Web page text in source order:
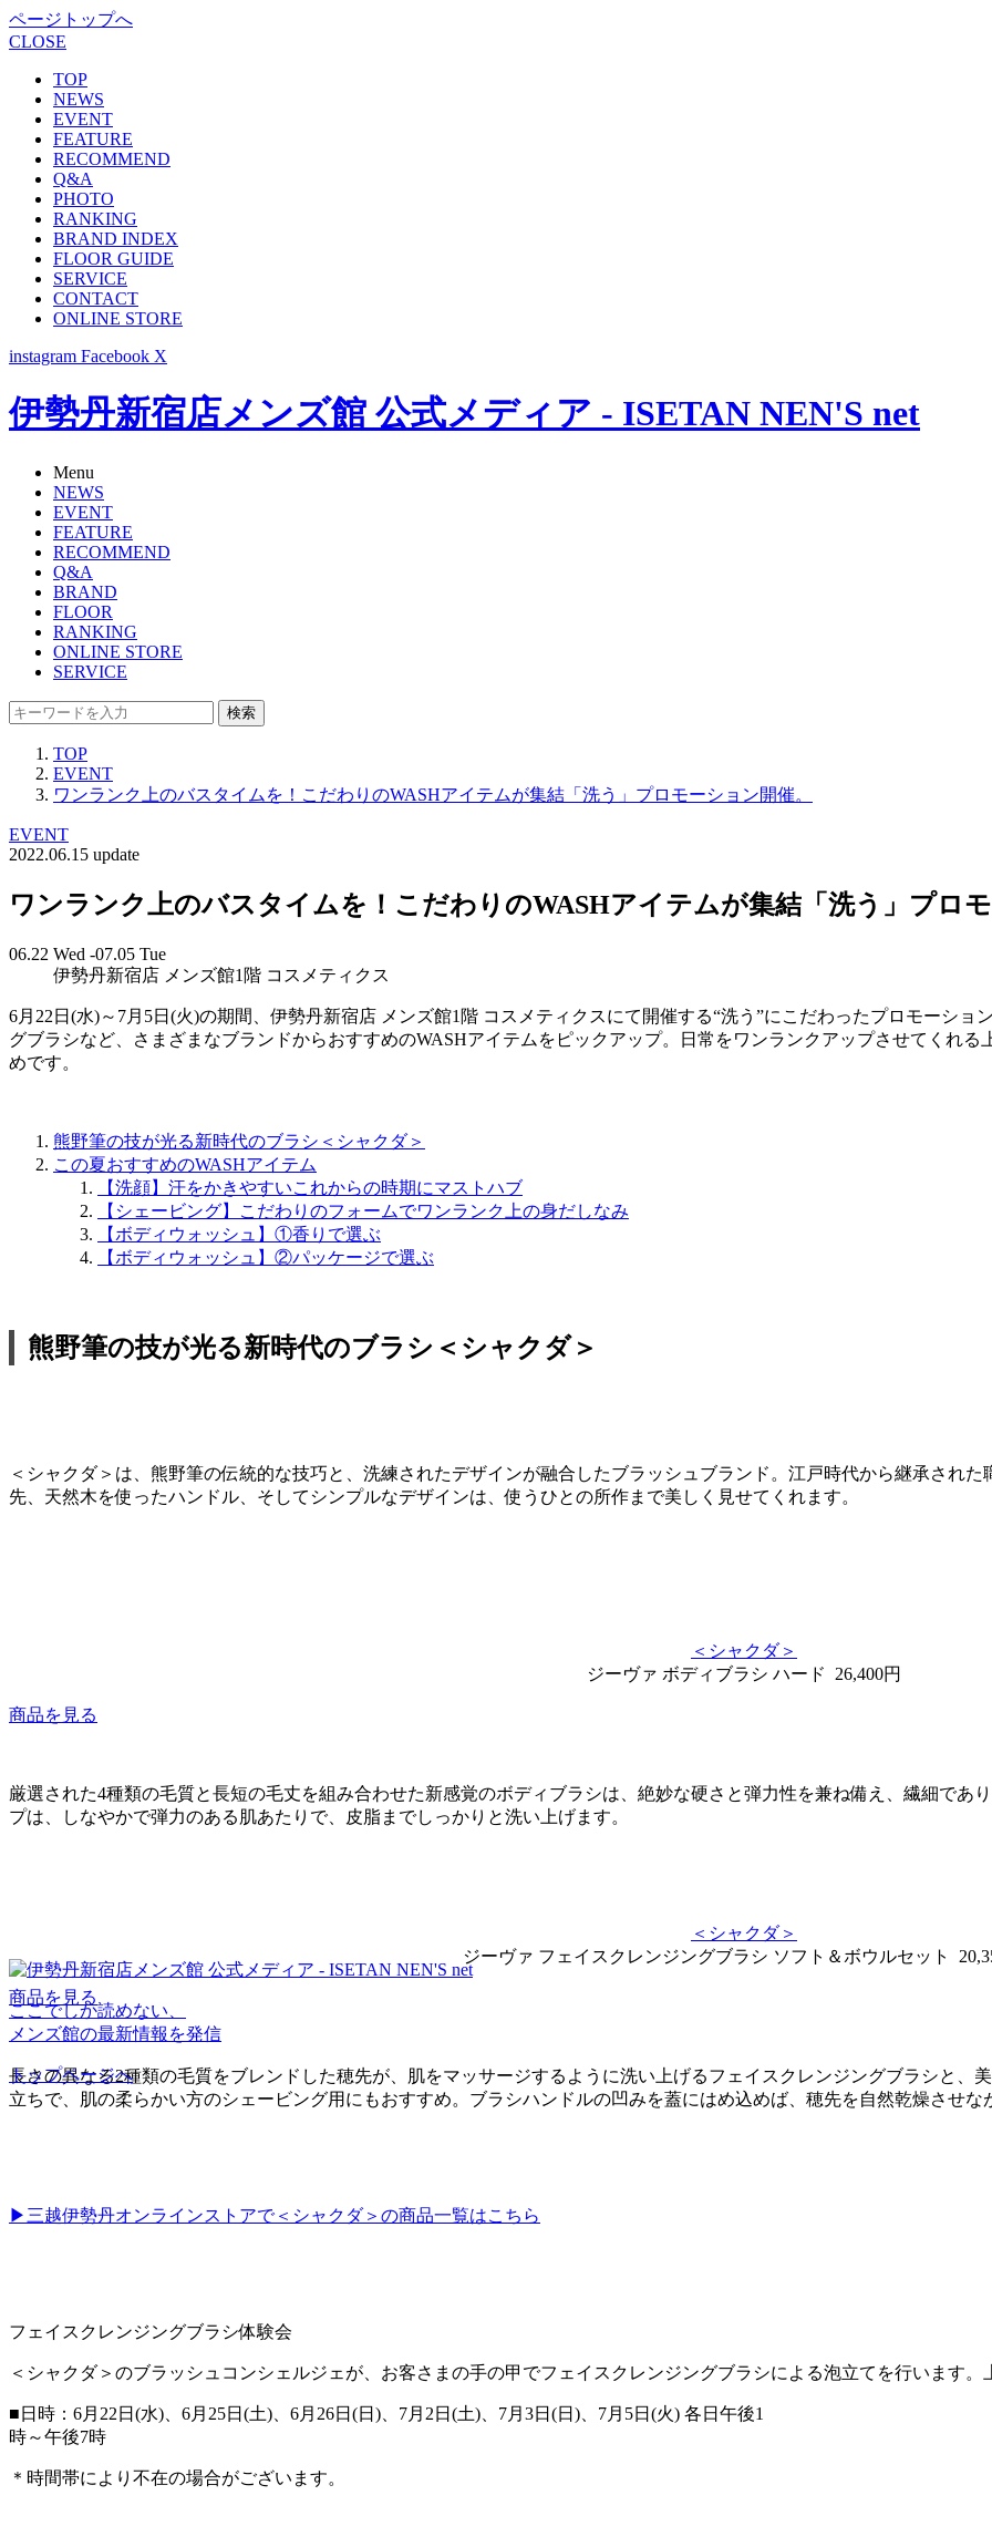
ページトップへ
CLOSE
TOP
NEWS
EVENT
FEATURE
RECOMMEND
Q&A
PHOTO
RANKING
BRAND INDEX
FLOOR GUIDE
SERVICE
CONTACT
ONLINE STORE
instagram Facebook X
伊勢丹新宿店メンズ館 公式メディア - ISETAN NEN'S net
Menu
NEWS
EVENT
FEATURE
RECOMMEND
Q&A
BRAND
FLOOR
RANKING
ONLINE STORE
SERVICE
検索
TOP
EVENT
ワンランク上のバスタイムを！こだわりのWASHアイテムが集結「洗う」プロモーション開催。
EVENT
2022.06.15 update
ワンランク上のバスタイムを！こだわりのWASHアイテムが集結「洗う」プロモ
06.22 Wed -07.05 Tue
伊勢丹新宿店 メンズ館1階 コスメティクス
6月22日(水)～7月5日(火)の期間、伊勢丹新宿店 メンズ館1階 コスメティクスにて開催する“洗う”にこだわったプロモーション
グブラシなど、さまざまなブランドからおすすめのWASHアイテムをピックアップ。日常をワンランクアップさせてくれ
めです。
熊野筆の技が光る新時代のブラシ＜シャクダ＞
この夏おすすめのWASHアイテム
【洗顔】汗をかきやすいこれからの時期にマストハブ
【シェービング】こだわりのフォームでワンランク上の身だしなみ
【ボディウォッシュ】①香りで選ぶ
【ボディウォッシュ】②パッケージで選ぶ
熊野筆の技が光る新時代のブラシ＜シャクダ＞
＜シャクダ＞は、熊野筆の伝統的な技巧と、洗練されたデザインが融合したブラッシュブランド。江戸時代から継承され
先、天然木を使ったハンドル、そしてシンプルなデザインは、使うひとの所作まで美しく見せてくれます。
＜シャクダ＞
ジーヴァ ボディブラシ ハード 26,400円
商品を見る
厳選された4種類の毛質と長短の毛丈を組み合わせた新感覚のボディブラシは、絶妙な硬さと弾力性を兼ね備え、繊細であ
プは、しなやかで弾力のある肌あたりで、皮脂までしっかりと洗い上げます。
＜シャクダ＞
ジーヴァ フェイスクレンジングブラシ ソフト＆ボウルセット
商品を見る
長さの異なる2種類の毛質をブレンドした穂先が、肌をマッサージするように洗い上げるフェイスクレンジングブラシと、
立ちで、肌の柔らかい方のシェービング用にもおすすめ。ブラシハンドルの凹みを蓋にはめ込めば、穂先を自然乾燥させな
▶三越伊勢丹オンラインストアで＜シャクダ＞の商品一覧はこちら
フェイスクレンジングブラシ体験会
＜シャクダ＞のブラッシュコンシェルジェが、お客さまの手の甲でフェイスクレンジングブラシによる泡立てを行います。
■日時：6月22日(水)、6月25日(土)、6月26日(日)、7月2日(土)、7月3日(日)、7月5日(火) 各日午後1
時～午後7時
＊時間帯により不在の場合がございます。
ここでしか読めない、
メンズ館の最新情報を発信
トップページへ